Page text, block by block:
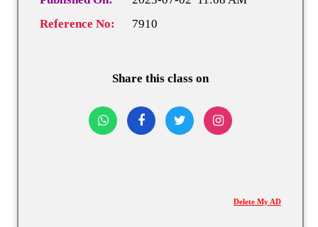
Reference No:
7910
Share this class on
Delete My AD